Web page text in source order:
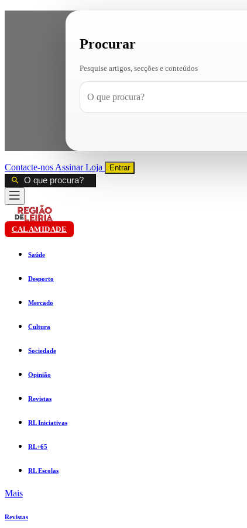
Procurar
Pesquise artigos, secções e conteúdos
Contacte-nos AssinarLoja Entrar
CALAMIDADE
Saúde
Desporto
Mercado
Cultura
Sociedade
Opinião
Revistas
RL Iniciativas
RL+65
RL Escolas
Mais
Revistas